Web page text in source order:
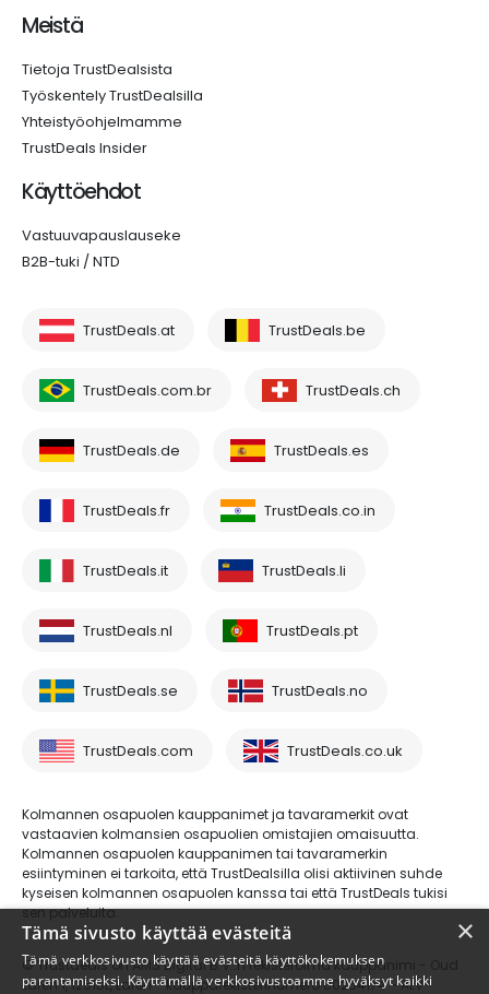
Meistä
Tietoja TrustDealsista
Työskentely TrustDealsilla
Yhteistyöohjelmamme
TrustDeals Insider
Käyttöehdot
Vastuuvapauslauseke
B2B-tuki / NTD
TrustDeals.at TrustDeals.be
TrustDeals.com.br TrustDeals.ch
TrustDeals.de TrustDeals.es
TrustDeals.fr TrustDeals.co.in
TrustDeals.it TrustDeals.li
TrustDeals.nl TrustDeals.pt
TrustDeals.se TrustDeals.no
TrustDeals.com TrustDeals.co.uk
Kolmannen osapuolen kauppanimet ja tavaramerkit ovat
vastaavien kolmansien osapuolien omistajien omaisuutta.
Kolmannen osapuolen kauppanimen tai tavaramerkin
esiintyminen ei tarkoita, että TrustDealsilla olisi aktiivinen suhde
kyseisen kolmannen osapuolen kanssa tai että TrustDeals tukisi
sen palveluita.
© Trustdeals on AMS Digital B.V.:n rekisteröimä kauppanimi - Oud
Laren 1, 1251BL, Laren - kaupparekisterinumero 80264174 - ALV-
×
Tämä sivusto käyttää evästeitä
Tämä verkkosivusto käyttää evästeitä käyttökokemuksen
parantamiseksi. Käyttämällä verkkosivustoamme hyväksyt kaikki